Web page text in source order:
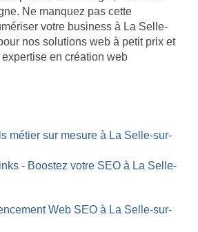
Ne manquez pas cette
votre business à La Selle-
nos solutions web à petit prix et
en création web
métier sur mesure à La Selle-sur-
- Boostez votre SEO à La Selle-
Web SEO à La Selle-sur-